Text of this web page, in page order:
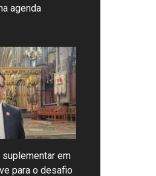
agenda
suplementar em
para o desafio